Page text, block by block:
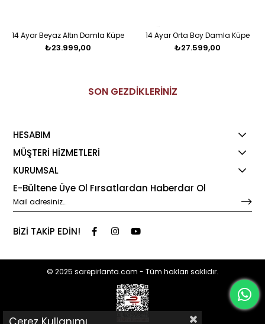
14 Ayar Beyaz Altın Damla Küpe
₺23.999,00
14 Ayar Orta Boy Damla Küpe
₺27.599,00
SON GEZDİKLERİNİZ
HESABIM
MÜŞTERİ HİZMETLERİ
KURUMSAL
E-Bültene Üye Ol Fırsatlardan Haberdar Ol
BİZİ TAKİP EDİN!
© 2025 sarepirlanta.com - Tüm hakları saklıdır.